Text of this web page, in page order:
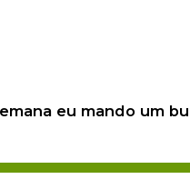
eu mando um